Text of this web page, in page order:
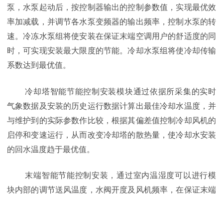
泵，水泵起动后，按控制器输出的控制参数值，实现最优效
率加减载，并调节各水泵变频器的输出频率，控制水泵的转
速。冷冻水泵组将使安装在保证末端空调用户的舒适度的同
时，可实现安装最大限度的节能。冷却水泵组将使冷却传输
系数达到最优值。
冷却塔智能节能控制安装模块通过依据所采集的实时
气象数据及安装的历史运行数据计算出最佳冷却水温度，并
与维护到的实际参数作比较，根据其偏差值控制冷却风机的
启停和变速运行，从而改变冷却塔的散热量，使冷却水安装
的回水温度趋于最优值。
末端智能节能控制安装，通过室内温湿度可以进行模
块内部的调节送风温度，水阀开度及风机频率，在保证末端